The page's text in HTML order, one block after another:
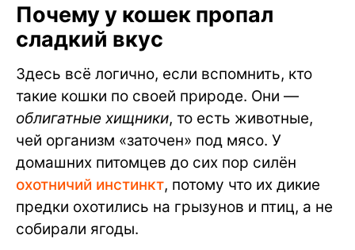
Почему у кошек пропал
сладкий вкус
Здесь всё логично, если вспомнить, кто
такие кошки по своей природе. Они —
облигатные хищники, то есть животные,
чей организм «заточен» под мясо. У
домашних питомцев до сих пор силён
охотничий инстинкт, потому что их дикие
предки охотились на грызунов и птиц, а не
собирали ягоды.